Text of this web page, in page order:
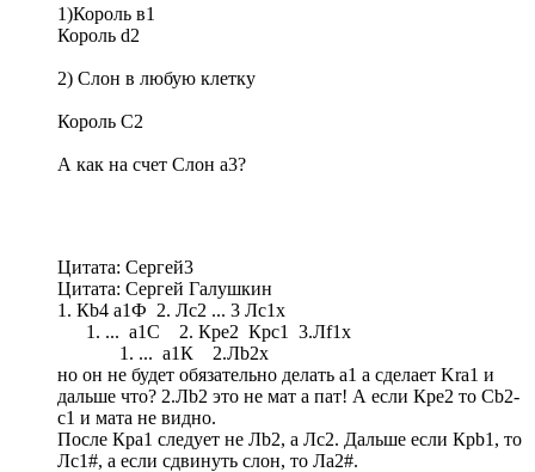
1)Король в1
Король d2
2) Слон в любую клетку
Король С2
А как на счет Слон a3?
Цитата: Сергей3
Цитата: Сергей Галушкин
1. Кb4 a1Ф 2. Лс2 ... 3 Лс1х
1. ... а1С 2. Кре2 Крс1 3.Лf1х
1. ... а1К 2.Лb2х
но он не будет обязательно делать a1 а сделает Kra1 и
дальше что? 2.Лb2 это не мат а пат! А если Кре2 то Cb2-
c1 и мата не видно.
После Кра1 следует не Лb2, а Лc2. Дальше если Крb1, то
Лc1#, а если сдвинуть слон, то Лa2#.